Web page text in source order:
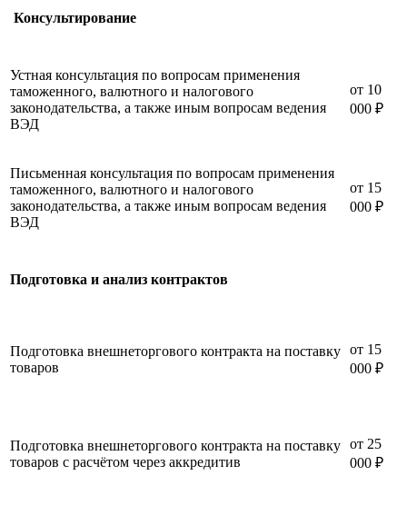
Консультирование
Устная консультация по вопросам применения
таможенного, валютного и налогового
законодательства, а также иным вопросам ведения
ВЭД
от 10
000 ₽
Письменная консультация по вопросам применения
таможенного, валютного и налогового
законодательства, а также иным вопросам ведения
ВЭД
от 15
000 ₽
Подготовка и анализ контрактов
Подготовка внешнеторгового контракта на поставку
товаров
от 15
000 ₽
Подготовка внешнеторгового контракта на поставку
товаров с расчётом через аккредитив
от 25
000 ₽